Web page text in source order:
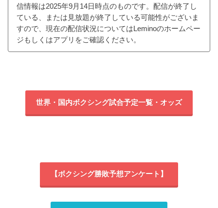
信情報は2025年9月14日時点のものです。配信が終了し
ている、または見放題が終了している可能性がございま
すので、現在の配信状況についてはLeminoのホームペー
ジもしくはアプリをご確認ください。
世界・国内ボクシング試合予定一覧・オッズ
【ボクシング勝敗予想アンケート】